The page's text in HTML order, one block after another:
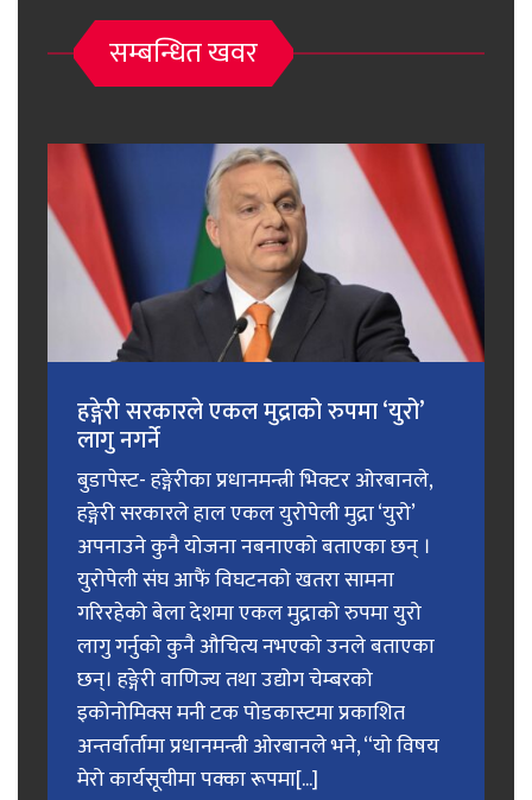
सम्बन्धित खवर
हङ्गेरी सरकारले एकल मुद्राको रुपमा ‘युरो’
लागु नगर्ने
बुडापेस्ट- हङ्गेरीका प्रधानमन्त्री भिक्टर ओरबानले,
हङ्गेरी सरकारले हाल एकल युरोपेली मुद्रा ‘युरो’
अपनाउने कुनै योजना नबनाएको बताएका छन् ।
युरोपेली संघ आफैं विघटनको खतरा सामना
गरिरहेको बेला देशमा एकल मुद्राको रुपमा युरो
लागु गर्नुको कुनै औचित्य नभएको उनले बताएका
छन्। हङ्गेरी वाणिज्य तथा उद्योग चेम्बरको
इकोनोमिक्स मनी टक पोडकास्टमा प्रकाशित
अन्तर्वार्तामा प्रधानमन्त्री ओरबानले भने, “यो विषय
मेरो कार्यसूचीमा पक्का रूपमा[...]